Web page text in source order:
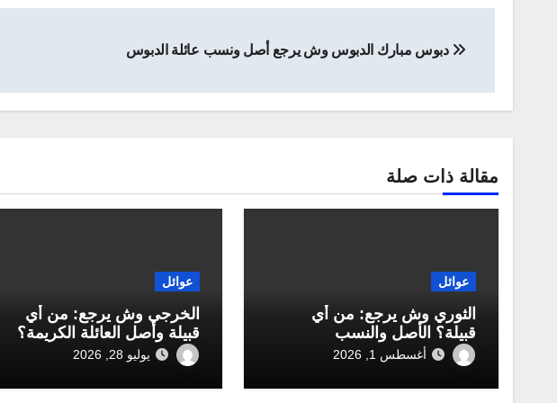
المقالات
دبوس مبارك الدبوس وش يرجع أصل ونسب عائلة الدبوس
مقالة ذات صلة
عوائل
الثوري وش يرجع: من أي
قبيلة؟ الأصل والنسب
أغسطس 1, 2026
عوائل
الخرجي وش يرجع: من أي
قبيلة وأصل العائلة الكريمة؟
يوليو 28, 2026